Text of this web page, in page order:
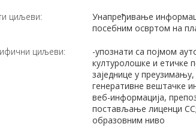
циљеви:
Унапређивање
посебним освртом на
циљеви:
-упознати са појмом
културолошке и етичке
заједнице у
генеративне вештачке
веб-информација,
постављање лиценци
образовним ниво